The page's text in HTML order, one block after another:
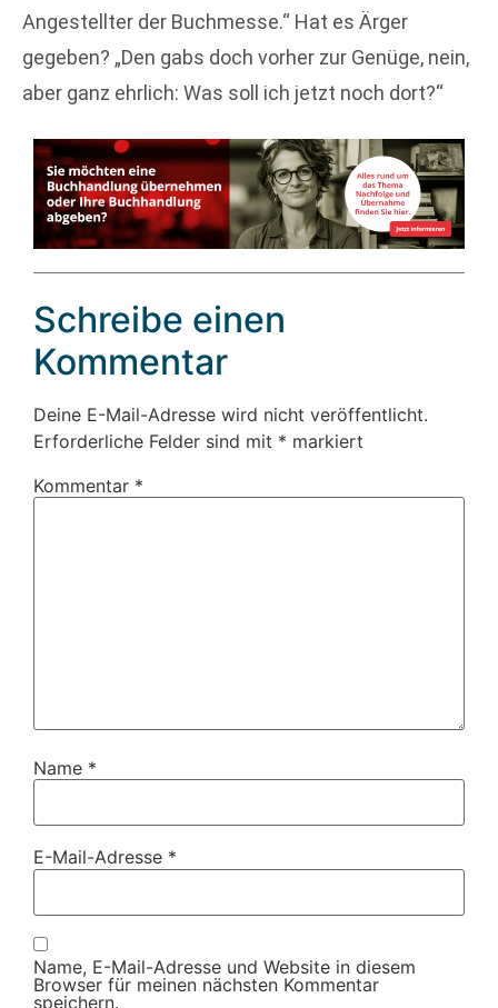
Angestellter der Buchmesse.“ Hat es Ärger
gegeben? „Den gabs doch vorher zur Genüge, nein,
aber ganz ehrlich: Was soll ich jetzt noch dort?“
Schreibe einen
Kommentar
Deine E-Mail-Adresse wird nicht veröffentlicht.
Erforderliche Felder sind mit * markiert
Kommentar *
Name *
E-Mail-Adresse *
Name, E-Mail-Adresse und Website in diesem
Browser für meinen nächsten Kommentar
speichern.